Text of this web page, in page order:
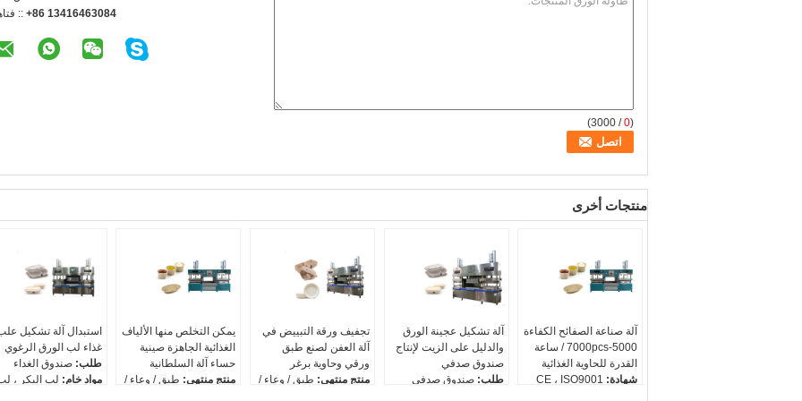
+86 13416463084
(
0
/ 3000)
منتجات أخرى
استبدال آلة تشكيل
غذاء لب الورق الرغوي
طلب:صندوق الغداء
مواد خام: لب البكر ،
يمكن التخلص منها الألياف
الغذائية الجاهزة صينية
حساء آلة السلطانية
منتج منتهي: طبق / وعاء /
تجفيف ورقة التبييض في
آلة العفن لصنع طبق
ورقي وحاوية برغر
منتج منتهي: طبق / وعاء /
آلة تشكيل عجينة الورق
والدليل على الزيت لإنتاج
صندوق صدفي
طلب:صندوق صدفي
آلة صناعة الصفائح الكفاءة
5000-7000pcs / ساعة
القدرة للحاوية الغذائية
شهادة: CE ، ISO9001